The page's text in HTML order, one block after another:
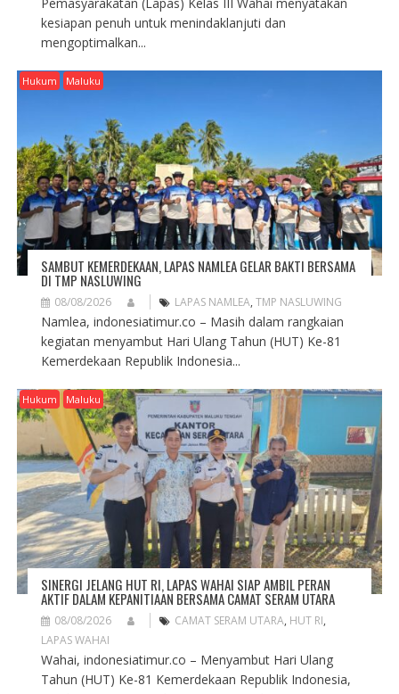
kesiapan penuh untuk menindaklanjuti dan
mengoptimalkan...
Hukum Maluku
SAMBUT KEMERDEKAAN, LAPAS NAMLEA GELAR BAKTI BERSAMA
DI TMP NASLUWING
08/08/2026 LAPAS NAMLEA, TMP NASLUWING
Namlea, indonesiatimur.co – Masih dalam rangkaian
kegiatan menyambut Hari Ulang Tahun (HUT) Ke-81
Kemerdekaan Republik Indonesia...
Hukum Maluku
SINERGI JELANG HUT RI, LAPAS WAHAI SIAP AMBIL PERAN
AKTIF DALAM KEPANITIAAN BERSAMA CAMAT SERAM UTARA
08/08/2026 CAMAT SERAM UTARA, HUT RI,
LAPAS WAHAI
Wahai, indonesiatimur.co – Menyambut Hari Ulang
Tahun (HUT) Ke-81 Kemerdekaan Republik Indonesia,